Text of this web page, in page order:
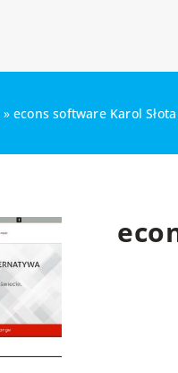
»econs software Karol Słota